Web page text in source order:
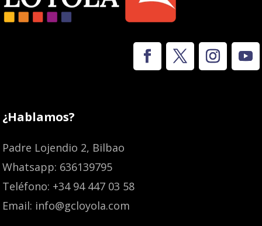
¿Hablamos?
Padre Lojendio 2, Bilbao
Whatsapp: 636139795
Teléfono: +34 94 447 03 58
Email: info@gcloyola.com